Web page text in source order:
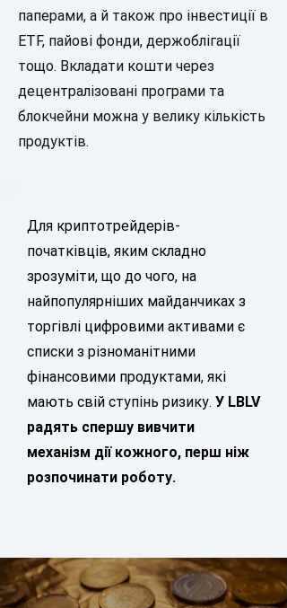
паперами, а й також про інвестиції в
ETF, пайові фонди, держоблігації
тощо. Вкладати кошти через
децентралізовані програми та
блокчейни можна у велику кількість
продуктів.
Для криптотрейдерів-
початківців, яким складно
зрозуміти, що до чого, на
найпопулярніших майданчиках з
торгівлі цифровими активами є
списки з різноманітними
фінансовими продуктами, які
мають свій ступінь ризику. У LBLV
радять спершу вивчити
механізм дії кожного, перш ніж
розпочинати роботу.